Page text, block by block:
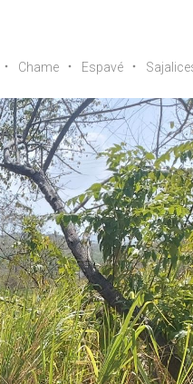
Chame Espavé